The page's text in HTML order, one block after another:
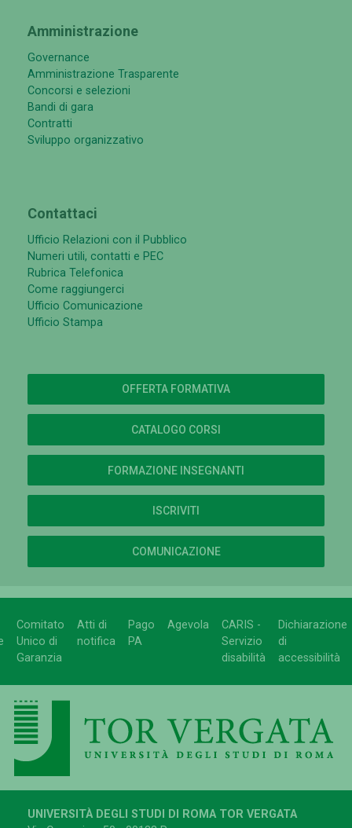
Amministrazione
Governance
Amministrazione Trasparente
Concorsi e selezioni
Bandi di gara
Contratti
Sviluppo organizzativo
Contattaci
Ufficio Relazioni con il Pubblico
Numeri utili, contatti e PEC
Rubrica Telefonica
Come raggiungerci
Ufficio Comunicazione
Ufficio Stampa
OFFERTA FORMATIVA
CATALOGO CORSI
FORMAZIONE INSEGNANTI
ISCRIVITI
COMUNICAZIONE
Comitato
Unico di
Garanzia
Atti di
notifica
Pago
PA
Agevola
CARIS -
Servizio
disabilità
Dichiarazione
di
accessibilità
UNIVERSITÀ DEGLI STUDI DI ROMA TOR VERGATA